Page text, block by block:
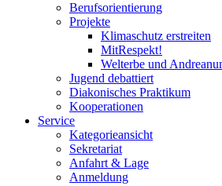
Berufsorientierung
Projekte
Klimaschutz erstreiten
MitRespekt!
Welterbe und
Jugend debattiert
Diakonisches Praktikum
Kooperationen
Service
Kategorieansicht
Sekretariat
Anfahrt & Lage
Anmeldung